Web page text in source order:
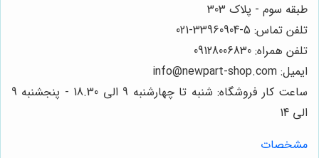
طبقه سوم - پلاک 303
تلفن تماس: 5-33960904-021
تلفن همراه: 09128006830
ایمیل: info@newpart-shop.com
ساعت کار فروشگاه: شنبه تا چهارشنبه 9 الی 18.30 - پنجشنبه 9
الی 14
مشخصات